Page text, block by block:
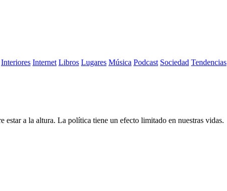
Interiores Internet Libros Lugares Música Podcast Sociedad Tendencias
estar a la altura. La política tiene un efecto limitado en nuestras vidas.